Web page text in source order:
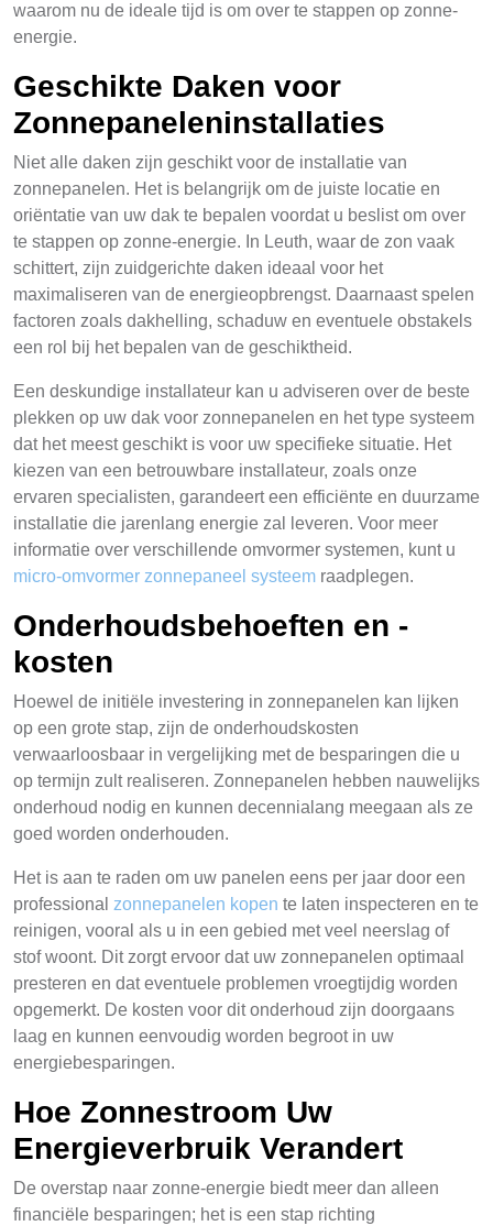
waarom nu de ideale tijd is om over te stappen op zonne-
energie.
Geschikte Daken voor
Zonnepaneleninstallaties
Niet alle daken zijn geschikt voor de installatie van
zonnepanelen. Het is belangrijk om de juiste locatie en
oriëntatie van uw dak te bepalen voordat u beslist om over
te stappen op zonne-energie. In Leuth, waar de zon vaak
schittert, zijn zuidgerichte daken ideaal voor het
maximaliseren van de energieopbrengst. Daarnaast spelen
factoren zoals dakhelling, schaduw en eventuele obstakels
een rol bij het bepalen van de geschiktheid.
Een deskundige installateur kan u adviseren over de beste
plekken op uw dak voor zonnepanelen en het type systeem
dat het meest geschikt is voor uw specifieke situatie. Het
kiezen van een betrouwbare installateur, zoals onze
ervaren specialisten, garandeert een efficiënte en duurzame
installatie die jarenlang energie zal leveren. Voor meer
informatie over verschillende omvormer systemen, kunt u
micro-omvormer zonnepaneel systeem raadplegen.
Onderhoudsbehoeften en -
kosten
Hoewel de initiële investering in zonnepanelen kan lijken
op een grote stap, zijn de onderhoudskosten
verwaarloosbaar in vergelijking met de besparingen die u
op termijn zult realiseren. Zonnepanelen hebben nauwelijks
onderhoud nodig en kunnen decennialang meegaan als ze
goed worden onderhouden.
Het is aan te raden om uw panelen eens per jaar door een
professional zonnepanelen kopen te laten inspecteren en te
reinigen, vooral als u in een gebied met veel neerslag of
stof woont. Dit zorgt ervoor dat uw zonnepanelen optimaal
presteren en dat eventuele problemen vroegtijdig worden
opgemerkt. De kosten voor dit onderhoud zijn doorgaans
laag en kunnen eenvoudig worden begroot in uw
energiebesparingen.
Hoe Zonnestroom Uw
Energieverbruik Verandert
De overstap naar zonne-energie biedt meer dan alleen
financiële besparingen; het is een stap richting